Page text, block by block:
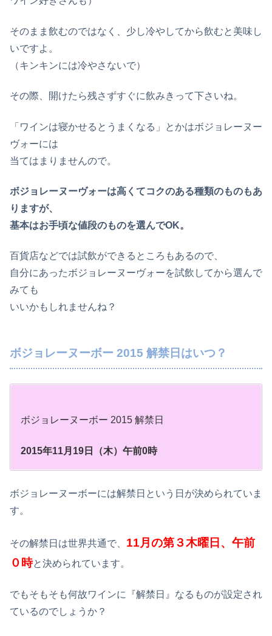
そのまま飲むのではなく、少し冷やしてから飲むと美味し
いですよ。
（キンキンには冷やさないで）
その際、開けたら残さずすぐに飲みきって下さいね。
「ワインは寝かせるとうまくなる」とかはボジョレーヌー
ヴォーには
当てはまりませんので。
ボジョレーヌーヴォーは高くてコクのある種類のものもあ
りますが、
基本はお手頃な値段のものを選んでOK。
百貨店などでは試飲ができるところもあるので、
自分にあったボジョレーヌーヴォーを試飲してから選んで
みても
いいかもしれませんね？
ボジョレーヌーボー 2015 解禁日はいつ？
ボジョレーヌーボー 2015 解禁日
2015年11月19日（木）午前0時
ボジョレーヌーボーには解禁日という日が決められていま
す。
その解禁日は世界共通で、 11月の第３木曜日、午前
０時と決められています。
でもそもそも何故ワインに『解禁日』なるものが設定され
ているのでしょうか？